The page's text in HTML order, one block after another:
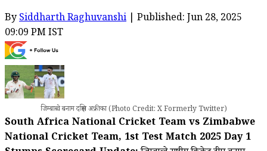
BySiddharth Raghuvanshi | Published: Jun 28, 2025
09:09 PM IST
जिम्बाब्वे बनाम दक्षिण अफ्रीका (Photo Credit: X Formerly Twitter)
South Africa National Cricket Team vs Zimbabwe
National Cricket Team, 1st Test Match 2025 Day 1